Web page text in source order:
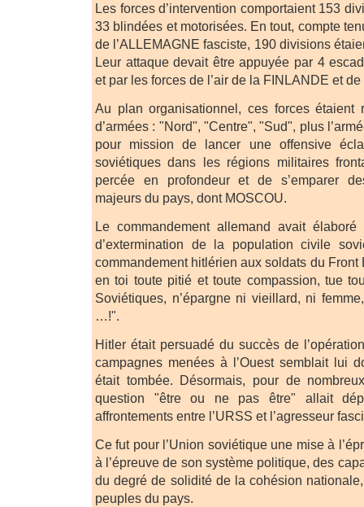
Les forces d’intervention comportaient 153
33 blindées et motorisées. En tout, compte
de l’ALLEMAGNE fasciste, 190 divisions
Leur attaque devait être appuyée par 4
et par les forces de l’air de la FINLANDE et
Au plan organisationnel, ces forces étaient
d’armées : "Nord", "Centre", "Sud", plus
pour mission de lancer une offensive
soviétiques dans les régions militaires
percée en profondeur et de s’emparer
majeurs du pays, dont MOSCOU.
Le commandement allemand avait
d’extermination de la population civile
commandement hitlérien aux soldats du Front
en toi toute pitié et toute compassion, tue
Soviétiques, n’épargne ni vieillard, ni
…!".
Hitler était persuadé du succès de
campagnes menées à l’Ouest semblait lui
était tombée. Désormais, pour de
question "être ou ne pas être" allait
affrontements entre l’URSS et l’agresseur
Ce fut pour l’Union soviétique une mise à
à l’épreuve de son système politique, des
du degré de solidité de la cohésion
peuples du pays.